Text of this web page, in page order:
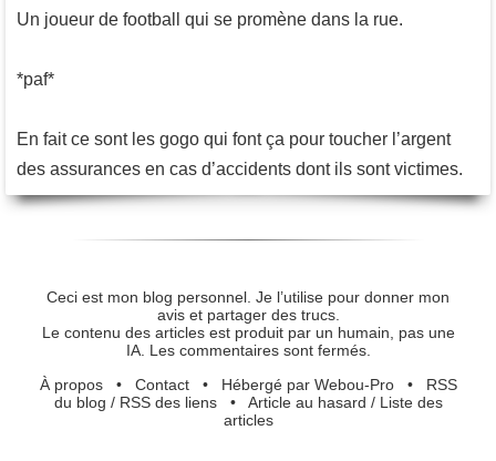
Un joueur de football qui se promène dans la rue.
*paf*
En fait ce sont les gogo qui font ça pour toucher l’argent
des assurances en cas d’accidents dont ils sont victimes.
Ceci est mon blog personnel. Je l’utilise pour donner mon
avis et partager des trucs.
Le contenu des articles est produit par un humain, pas une
IA. Les commentaires sont fermés.
À propos• Contact• Hébergé par Webou-Pro• RSS
du blog / RSS des liens• Article au hasard / Liste des
articles